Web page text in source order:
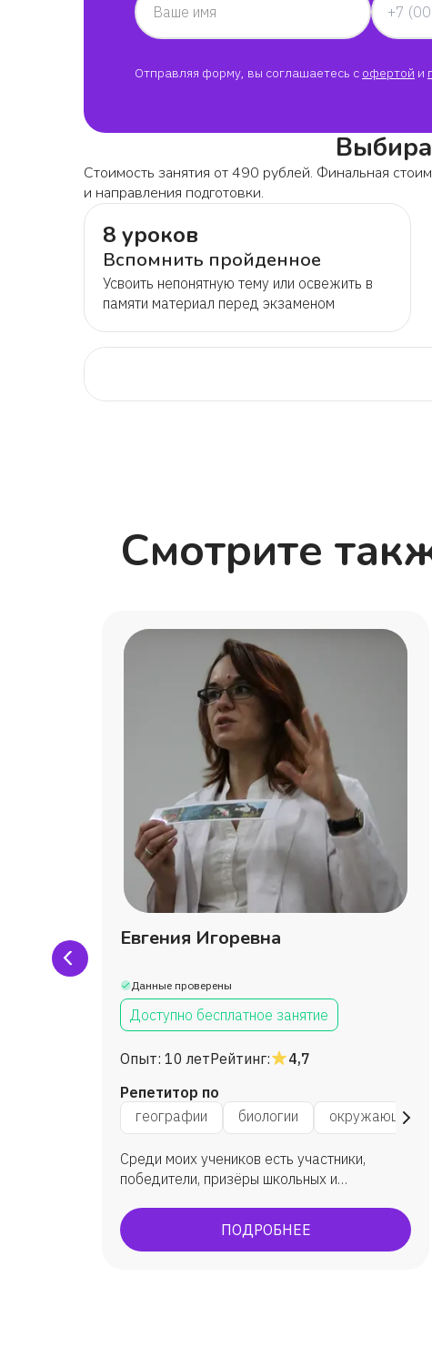
Ваше имя
Отправляя форму, вы соглашаетесь с офертой и
Стоимость занятия от 490 рублей. Финальная
и направления подготовки.
8 уроков
Вспомнить пройденное
Усвоить непонятную тему или освежить в
памяти материал перед экзаменом
Смотрите
Евгения Игоревна
Данные проверены
Доступно бесплатное занятие
Опыт: 10 летРейтинг:
4,7
Репетитор по
географии
биологии окружающему
Среди моих учеников есть участники,
победители, призёры школьных и
биологии. Многие ребята пишут научно-
исследовательские работы, участвуют в
ПОДРОБНЕЕ